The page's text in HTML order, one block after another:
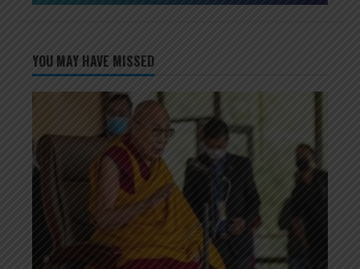
YOU MAY HAVE MISSED